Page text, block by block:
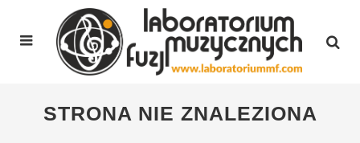
STRONA NIE ZNALEZIONA